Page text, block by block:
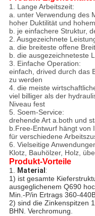
1. Lange Arbeitszeit:
a. unter Verwendung des
hoher Duktilität und
b. je einfachere Struktur,
2. Ausgezeichnete
a. die breiteste offene
b. die ausgezeichneteste
3. Einfache Operation:
einfach, drived durch das
zu werden
4. die meiste
viel billiger als der
Niveau fest
5. Soem-Service:
drehende Art a.both und
b.Free-Entwurf hängt von
für verschiedene
6. Vielseitige
Klotz, Bauhölzer, Holz,
Produkt-Vorteile
1. Material :
1) ist gesamte
ausgeglichenem Q690
Min.-P/in Ertrags 360-
2) sind die Zinkenspitzen
BHN. Verchromung.